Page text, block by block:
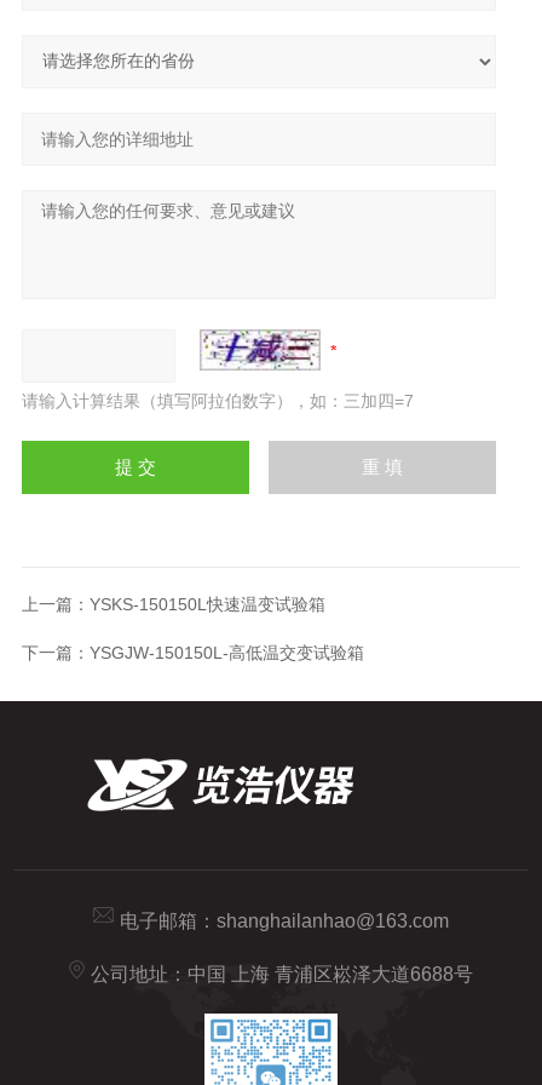
请输入计算结果（填写阿拉伯数字），如：三加四=7
上一篇： YSKS-150150L快速温变试验箱
下一篇： YSGJW-150150L-高低温交变试验箱
电子邮箱： shanghailanhao@163.com
公司地址：中国 上海 青浦区崧泽大道6688号